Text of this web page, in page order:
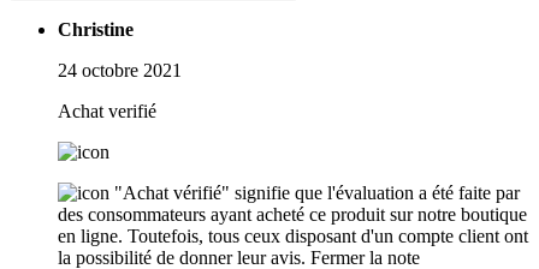
Christine
24 octobre 2021
Achat verifié
"Achat vérifié" signifie que l'évaluation a été faite par
des consommateurs ayant acheté ce produit sur notre boutique
en ligne. Toutefois, tous ceux disposant d'un compte client ont
la possibilité de donner leur avis. Fermer la note